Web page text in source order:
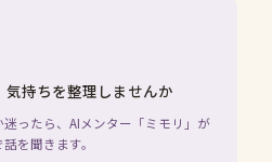
気持ちを整理しませんか
ったら、AIメンター「ミモリ」が
を聞きます。